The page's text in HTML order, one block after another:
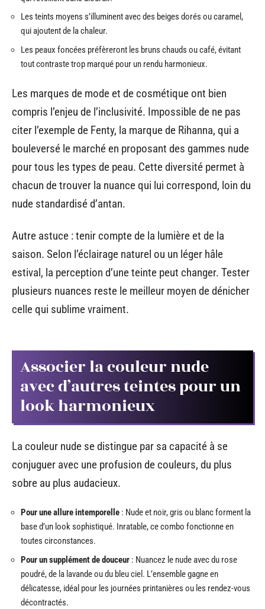
Les teints moyens s’illuminent avec des beiges dorés ou caramel,
qui ajoutent de la chaleur.
Les peaux foncées préfèreront les bruns chauds ou café, évitant
tout contraste trop marqué pour un rendu harmonieux.
Les marques de mode et de cosmétique ont bien
compris l’enjeu de l’inclusivité. Impossible de ne pas
citer l’exemple de Fenty, la marque de Rihanna, qui a
bouleversé le marché en proposant des gammes nude
pour tous les types de peau. Cette diversité permet à
chacun de trouver la nuance qui lui correspond, loin du
nude standardisé d’antan.
Autre astuce : tenir compte de la lumière et de la
saison. Selon l’éclairage naturel ou un léger hâle
estival, la perception d’une teinte peut changer. Tester
plusieurs nuances reste le meilleur moyen de dénicher
celle qui sublime vraiment.
Associer la couleur nude
avec d’autres teintes pour un
look harmonieux
La couleur nude se distingue par sa capacité à se
conjuguer avec une profusion de couleurs, du plus
sobre au plus audacieux.
Pour une allure intemporelle : Nude et noir, gris ou blanc forment la
base d’un look sophistiqué. Inratable, ce combo fonctionne en
toutes circonstances.
Pour un supplément de douceur : Nuancez le nude avec du rose
poudré, de la lavande ou du bleu ciel. L’ensemble gagne en
délicatesse, idéal pour les journées printanières ou les rendez-vous
décontractés.